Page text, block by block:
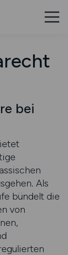
bei
Als
bündelt die
von